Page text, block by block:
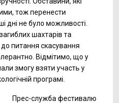
тож перенести
дні не було можливості.
шахтарів та
питання скасування
Відмітимо, що у
змогу взяти участь у
програмі.
Прес-служба фестивалю